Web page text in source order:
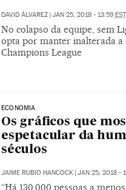
DAVID ÁLVAREZ | JAN 25, 2018 - 13:59 EST
No colapso da equipe, sem
opta por manter inalterada
Champions League
ECONOMIA
Os gráficos que
espetacular da
séculos
JAIME RUBIO HANCOCK JAN 25, 2018 -
“Há 130.000 pessoas a